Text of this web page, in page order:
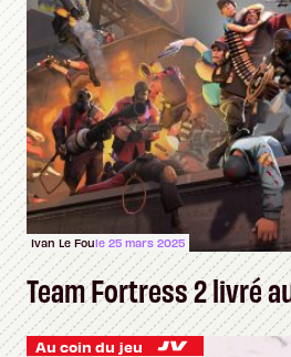
Ivan Le Foule 25 mars 2025
Team Fortress 2 livré
Au coin du jeu